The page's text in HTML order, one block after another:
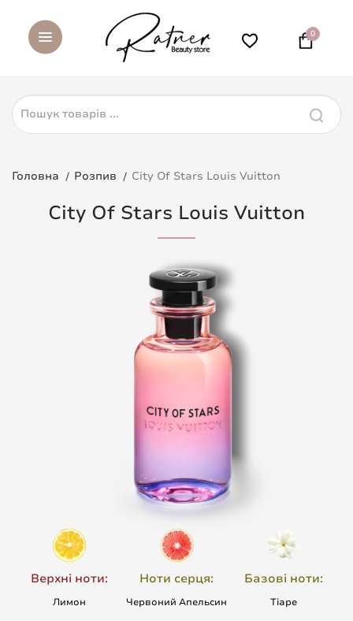
0
Головна Розпив City Of Stars Louis Vuitton
City Of Stars Louis Vuitton
Верхні ноти:
Лимон
Ноти серця:
Червоний Апельсин
Базові ноти:
Тіаре